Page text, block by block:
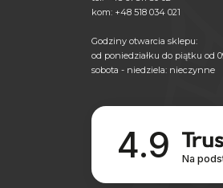
kom: +48 518 034 021
Godziny otwarcia sklepu:
od poniedziałku do piątku od
sobota - niedziela: nieczynne
4.9 Na